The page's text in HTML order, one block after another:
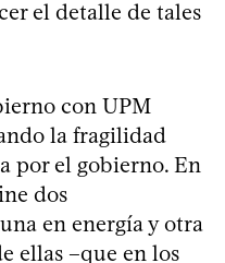
el detalle de tales
con UPM
la fragilidad
por el gobierno. En
dos
en energía y otra
ellas –que en los